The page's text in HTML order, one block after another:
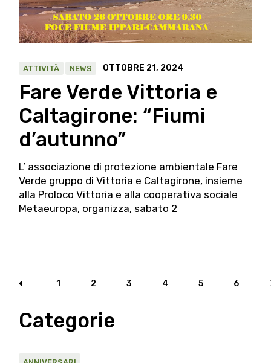
ATTIVITÀ NEWS OTTOBRE 21, 2024
Fare Verde Vittoria e
Caltagirone: “Fiumi
d’autunno”
L’ associazione di protezione ambientale Fare
Verde gruppo di Vittoria e Caltagirone, insieme
alla Proloco Vittoria e alla cooperativa sociale
Metaeuropa, organizza, sabato 2
Paginazione
articoli
1 2 3 4 5 6
Categorie